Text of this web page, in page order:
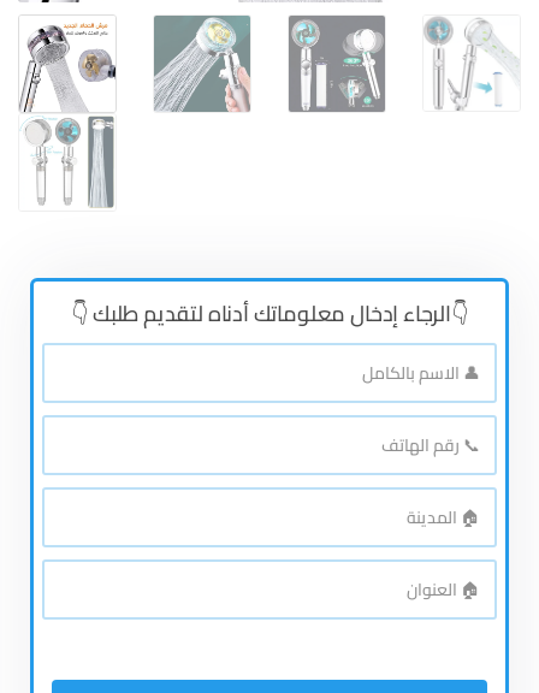
👇الرجاء إدخال معلوماتك أدناه لتقديم طلبك 👇
👤
الاسم
بالكامل*
📞
رقم
الهاتف*
🏠
المدينة*
🏠
العنوان*